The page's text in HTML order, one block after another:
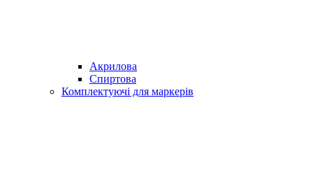
Акрилова
Спиртова
Комплектуючі для маркерів